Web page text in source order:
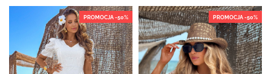
PROMOCJA -50% PROMOCJA -50%